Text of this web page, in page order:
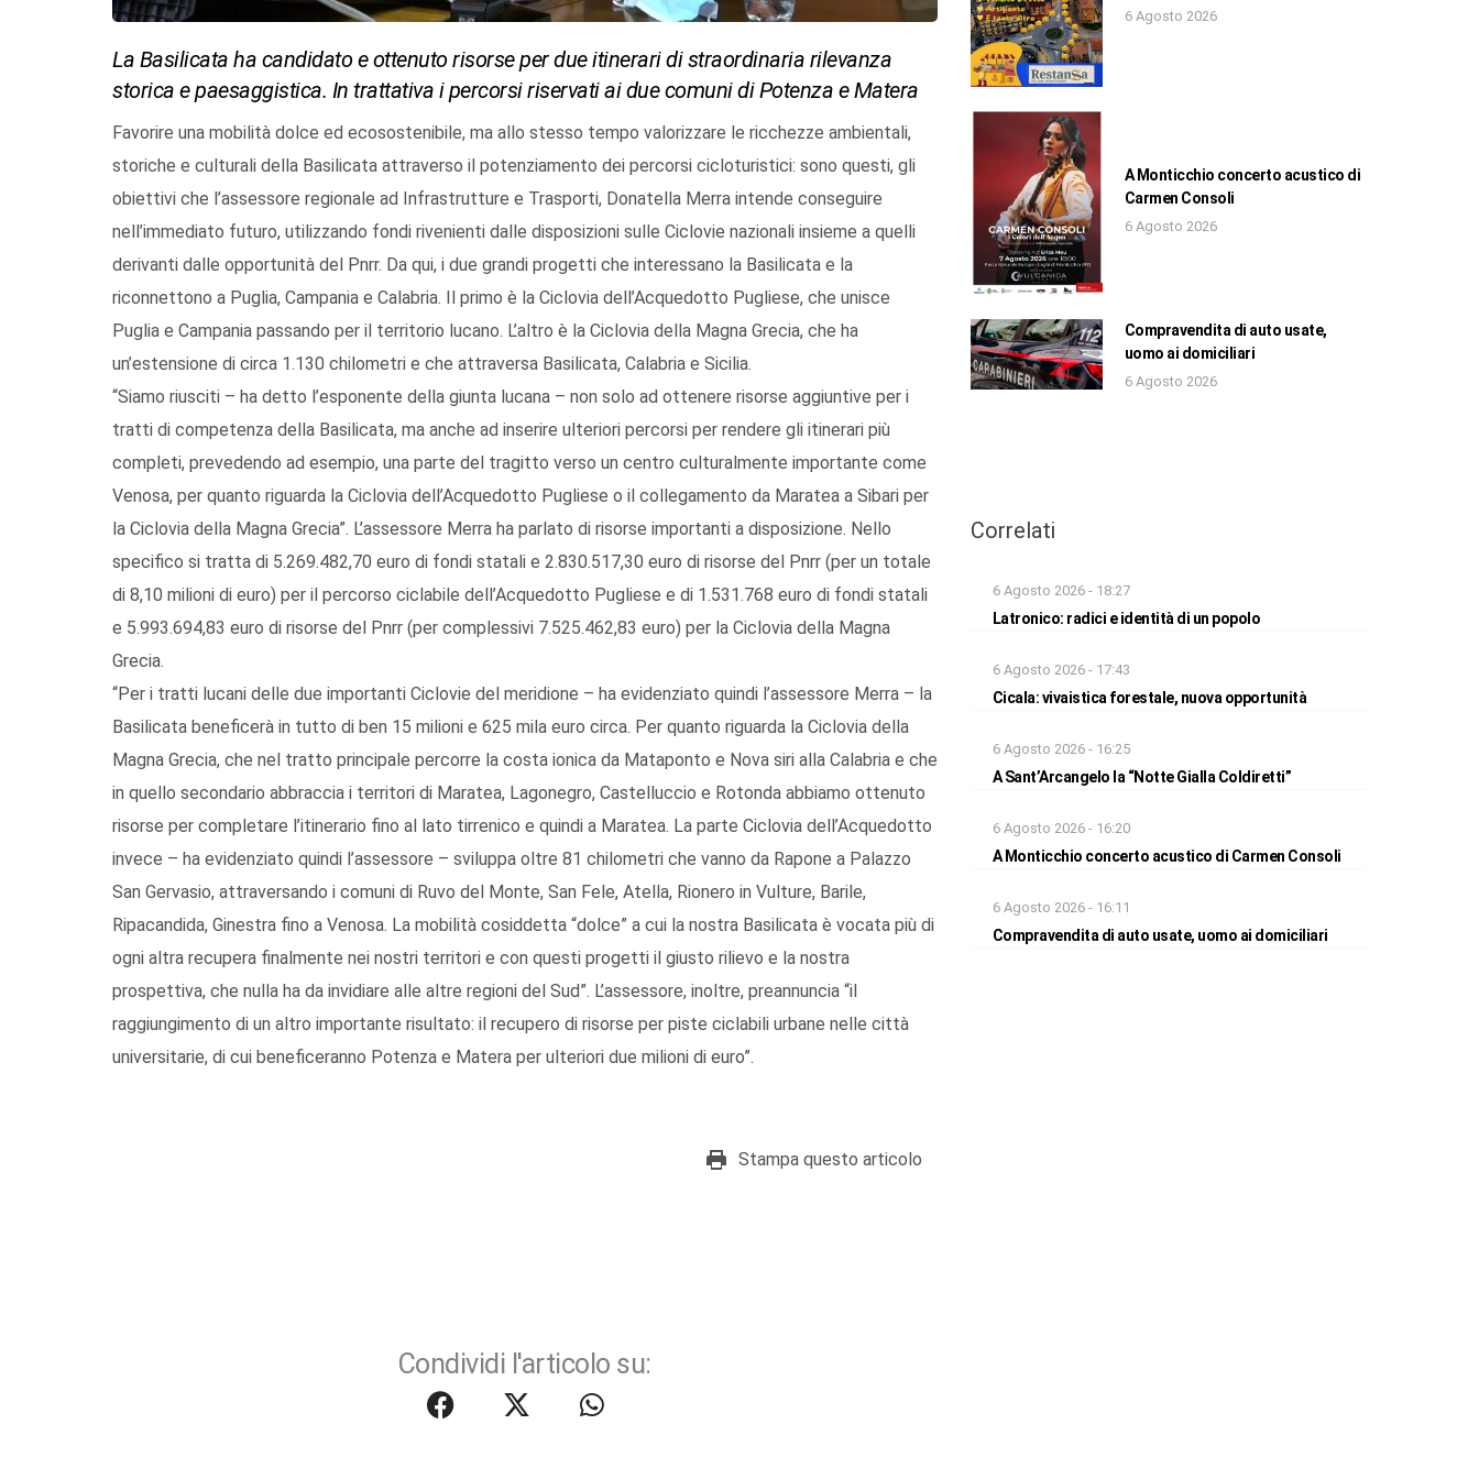
La Basilicata ha candidato e ottenuto risorse per due itinerari di straordinaria rilevanza
storica e paesaggistica. In trattativa i percorsi riservati ai due comuni di Potenza e Matera
Favorire una mobilità dolce ed ecosostenibile, ma allo stesso tempo valorizzare le ricchezze ambientali,
storiche e culturali della Basilicata attraverso il potenziamento dei percorsi cicloturistici: sono questi, gli
obiettivi che l’assessore regionale ad Infrastrutture e Trasporti, Donatella Merra intende conseguire
nell’immediato futuro, utilizzando fondi rivenienti dalle disposizioni sulle Ciclovie nazionali insieme a quelli
derivanti dalle opportunità del Pnrr. Da qui, i due grandi progetti che interessano la Basilicata e la
riconnettono a Puglia, Campania e Calabria. Il primo è la Ciclovia dell’Acquedotto Pugliese, che unisce
Puglia e Campania passando per il territorio lucano. L’altro è la Ciclovia della Magna Grecia, che ha
un’estensione di circa 1.130 chilometri e che attraversa Basilicata, Calabria e Sicilia.
“Siamo riusciti – ha detto l’esponente della giunta lucana – non solo ad ottenere risorse aggiuntive per i
tratti di competenza della Basilicata, ma anche ad inserire ulteriori percorsi per rendere gli itinerari più
completi, prevedendo ad esempio, una parte del tragitto verso un centro culturalmente importante come
Venosa, per quanto riguarda la Ciclovia dell’Acquedotto Pugliese o il collegamento da Maratea a Sibari per
la Ciclovia della Magna Grecia”. L’assessore Merra ha parlato di risorse importanti a disposizione. Nello
specifico si tratta di 5.269.482,70 euro di fondi statali e 2.830.517,30 euro di risorse del Pnrr (per un totale
di 8,10 milioni di euro) per il percorso ciclabile dell’Acquedotto Pugliese e di 1.531.768 euro di fondi statali
e 5.993.694,83 euro di risorse del Pnrr (per complessivi 7.525.462,83 euro) per la Ciclovia della Magna
Grecia.
“Per i tratti lucani delle due importanti Ciclovie del meridione – ha evidenziato quindi l’assessore Merra – la
Basilicata beneficerà in tutto di ben 15 milioni e 625 mila euro circa. Per quanto riguarda la Ciclovia della
Magna Grecia, che nel tratto principale percorre la costa ionica da Mataponto e Nova siri alla Calabria e che
in quello secondario abbraccia i territori di Maratea, Lagonegro, Castelluccio e Rotonda abbiamo ottenuto
risorse per completare l’itinerario fino al lato tirrenico e quindi a Maratea. La parte Ciclovia dell’Acquedotto
invece – ha evidenziato quindi l’assessore – sviluppa oltre 81 chilometri che vanno da Rapone a Palazzo
San Gervasio, attraversando i comuni di Ruvo del Monte, San Fele, Atella, Rionero in Vulture, Barile,
Ripacandida, Ginestra fino a Venosa. La mobilità cosiddetta “dolce” a cui la nostra Basilicata è vocata più di
ogni altra recupera finalmente nei nostri territori e con questi progetti il giusto rilievo e la nostra
prospettiva, che nulla ha da invidiare alle altre regioni del Sud”. L’assessore, inoltre, preannuncia “il
raggiungimento di un altro importante risultato: il recupero di risorse per piste ciclabili urbane nelle città
universitarie, di cui beneficeranno Potenza e Matera per ulteriori due milioni di euro”.
Stampa questo articolo
Condividi l'articolo su:
6 Agosto 2026
A Monticchio concerto acustico di
Carmen Consoli
6 Agosto 2026
Compravendita di auto usate,
uomo ai domiciliari
6 Agosto 2026
Correlati
6 Agosto 2026 - 18:27
Latronico: radici e identità di un popolo
6 Agosto 2026 - 17:43
Cicala: vivaistica forestale, nuova opportunità
6 Agosto 2026 - 16:25
A Sant’Arcangelo la “Notte Gialla Coldiretti”
6 Agosto 2026 - 16:20
A Monticchio concerto acustico di Carmen Consoli
6 Agosto 2026 - 16:11
Compravendita di auto usate, uomo ai domiciliari